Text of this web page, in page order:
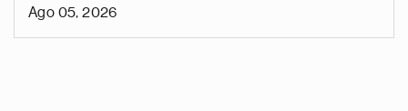
Ago 05, 2026